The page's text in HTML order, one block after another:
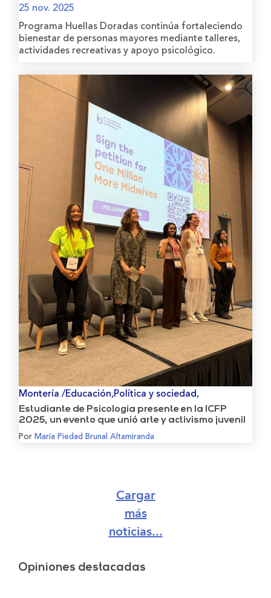
25 nov. 2025
Programa Huellas Doradas continúa fortaleciendo
bienestar de personas mayores mediante talleres,
actividades recreativas y apoyo psicológico.
Montería /Educación,Política y sociedad,
Estudiante de Psicología presente en la ICFP
2025, un evento que unió arte y activismo juvenil
PorMaría Piedad Brunal Altamiranda
Cargar
más
noticias...
Opiniones destacadas